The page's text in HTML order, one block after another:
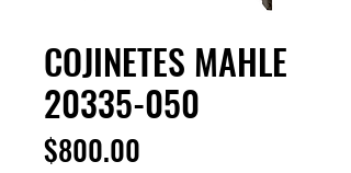
COJINETES MAHLE
20335-050
$800.00